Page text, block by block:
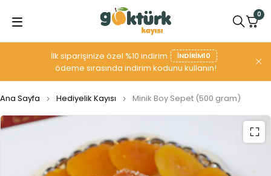
İlk siparişinize özel %10 indirim INDIRIM10
ödeme sırasında indirim kodunu kullanın!
0
Ana Sayfa Hediyelik Kayısı Minik Boy Sepet (500 gram)